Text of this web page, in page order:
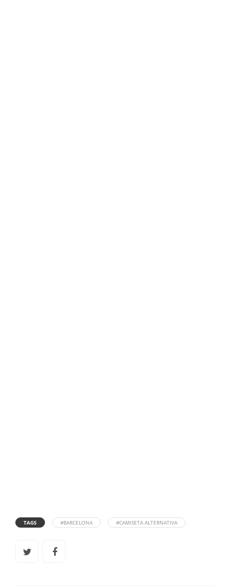
TAGS #BARCELONA #CAMISETA ALTERNATIVA